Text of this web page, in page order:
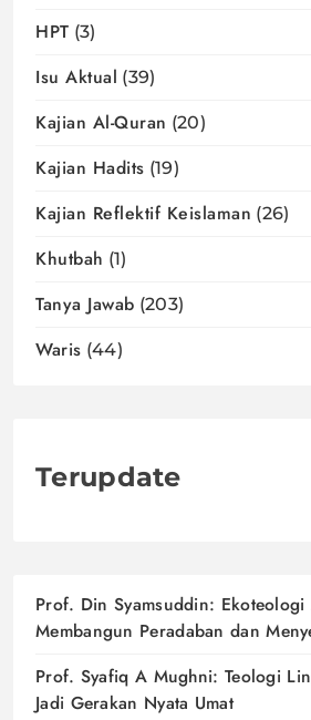
HPT (3)
Isu Aktual (39)
Kajian Al-Quran (20)
Kajian Hadits (19)
Kajian Reflektif Keislaman (26)
Khutbah (1)
Tanya Jawab (203)
Waris (44)
Terupdate
Prof. Din Syamsuddin: Ekoteologi
Membangun Peradaban dan
Prof. Syafiq A Mughni: Teologi
Jadi Gerakan Nyata Umat